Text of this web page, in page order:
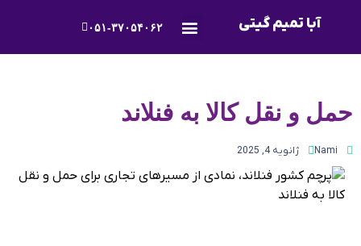
آبا تمیم گیتی ۰۵۱-۳۷۰۵۴۰۶۲
حمل و نقل کالا به فنلاند
Nami ژانویه 4, 2025